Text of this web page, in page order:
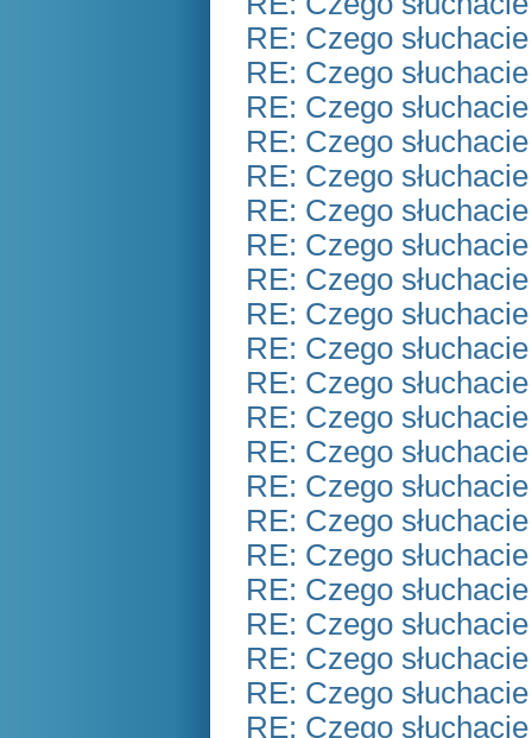
RE: Czego
RE: Czego
RE: Czego
RE: Czego
RE: Czego
RE: Czego
RE: Czego
RE: Czego
RE: Czego
RE: Czego
RE: Czego
RE: Czego
RE: Czego
RE: Czego
RE: Czego
RE: Czego
RE: Czego
RE: Czego
RE: Czego
RE: Czego
RE: Czego